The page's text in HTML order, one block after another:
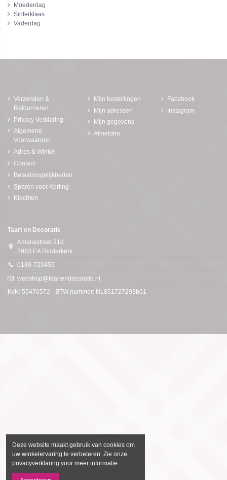
Moederdag
Sinterklaas
Vaderdag
Verzenden &
Retourneren
Privacy Verklaring
Algemene
Voorwaarden
Adres & Winkel
Contact
Betaalmogelijkheden
Sparen voor Korting
Klachten
Mijn bestellingen
Mijn adressen
Mijn gegevens
Afmelden
Facebook
Instagram
Taart en Decoratie
Amaliastraat 21d
2983 EA Ridderkerk
0180-723455
webshop@taartendecoratie.nl
KvK: 55470572 - BTW nummer: NL851727293b01
Deze website maakt gebruik van cookies om
uw winkelervaring te verbeteren. Zie onze
privacyverklaring voor meer informatie